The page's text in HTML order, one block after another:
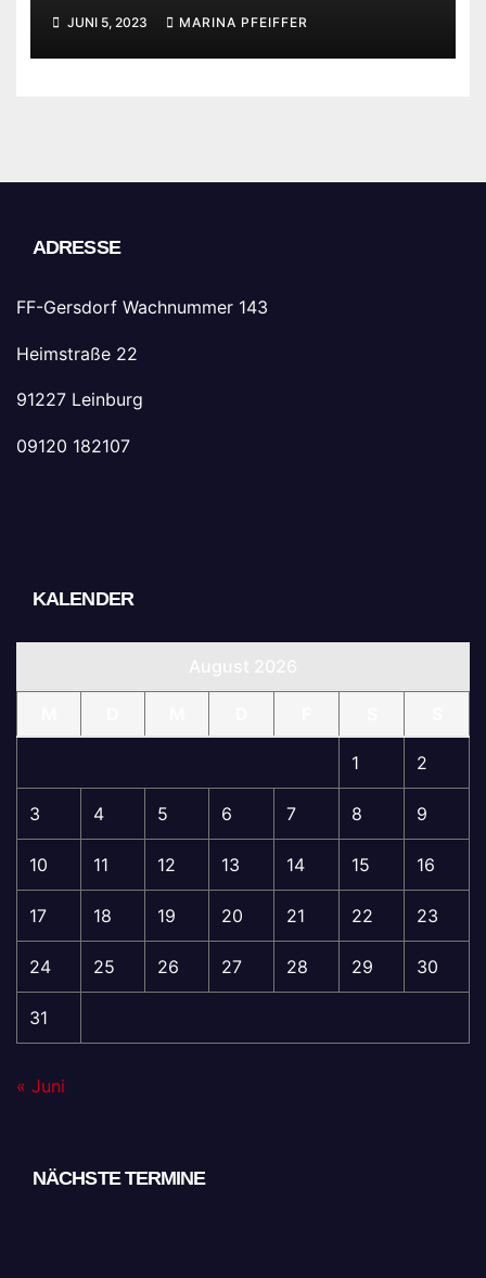
JUNI 5, 2023 MARINA PFEIFFER
ADRESSE
FF-Gersdorf Wachnummer 143
Heimstraße 22
91227 Leinburg
09120 182107
KALENDER
1 2
3 4 5 6 7 8 9
10 11 12 13 14 15 16
17 18 19 20 21 22 23
24 25 26 27 28 29 30
31
« Juni
NÄCHSTE TERMINE